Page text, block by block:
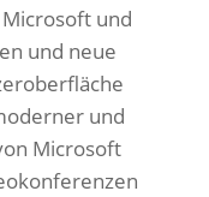
und
und neue
und
Microsoft